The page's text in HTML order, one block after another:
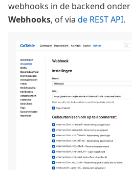
webhooks in de backend onder
Webhooks, of via de REST API.